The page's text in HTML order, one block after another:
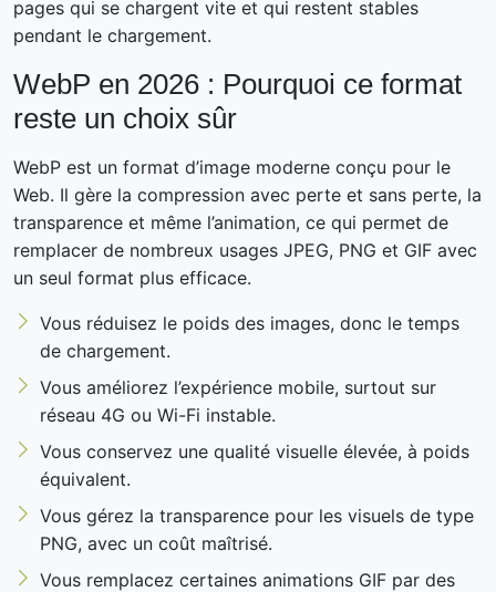
pages qui se chargent vite et qui restent stables
pendant le chargement.
WebP en 2026 : Pourquoi ce format
reste un choix sûr
WebP est un format d’image moderne conçu pour le
Web. Il gère la compression avec perte et sans perte, la
transparence et même l’animation, ce qui permet de
remplacer de nombreux usages JPEG, PNG et GIF avec
un seul format plus efficace.
Vous réduisez le poids des images, donc le temps
de chargement.
Vous améliorez l’expérience mobile, surtout sur
réseau 4G ou Wi-Fi instable.
Vous conservez une qualité visuelle élevée, à poids
équivalent.
Vous gérez la transparence pour les visuels de type
PNG, avec un coût maîtrisé.
Vous remplacez certaines animations GIF par des